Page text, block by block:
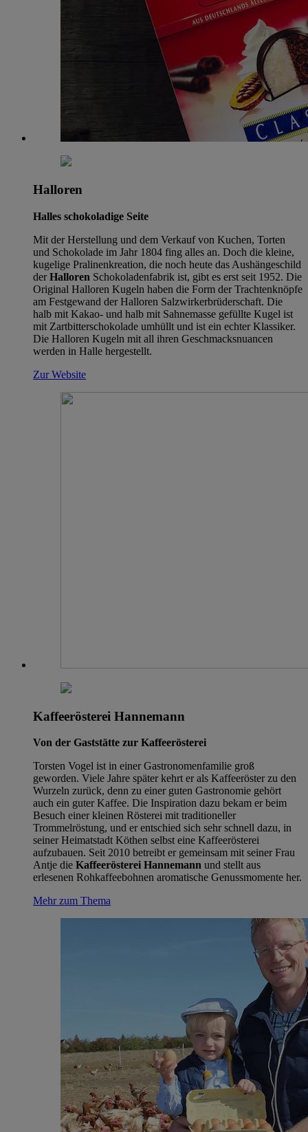
Halloren
Halles schokoladige Seite
Mit der Herstellung und dem Verkauf von Kuchen, Torten
und Schokolade im Jahr 1804 fing alles an. Doch die kleine,
kugelige Pralinenkreation, die noch heute das Aushängeschild
der Halloren Schokoladenfabrik ist, gibt es erst seit 1952. Die
Original Halloren Kugeln haben die Form der Trachtenknöpfe
am Festgewand der Halloren Salzwirkerbrüderschaft. Die
halb mit Kakao- und halb mit Sahnemasse gefüllte Kugel ist
mit Zartbitterschokolade umhüllt und ist ein echter Klassiker.
Die Halloren Kugeln mit all ihren Geschmacksnuancen
werden in Halle hergestellt.
Zur Website
Kaffeerösterei Hannemann
Von der Gaststätte zur Kaffeerösterei
Torsten Vogel ist in einer Gastronomenfamilie groß
geworden. Viele Jahre später kehrt er als Kaffeeröster zu den
Wurzeln zurück, denn zu einer guten Gastronomie gehört
auch ein guter Kaffee. Die Inspiration dazu bekam er beim
Besuch einer kleinen Rösterei mit traditioneller
Trommelröstung, und er entschied sich sehr schnell dazu, in
seiner Heimatstadt Köthen selbst eine Kaffeerösterei
aufzubauen. Seit 2010 betreibt er gemeinsam mit seiner Frau
Antje die Kaffeerösterei Hannemann und stellt aus
erlesenen Rohkaffeebohnen aromatische Genussmomente her.
Mehr zum Thema